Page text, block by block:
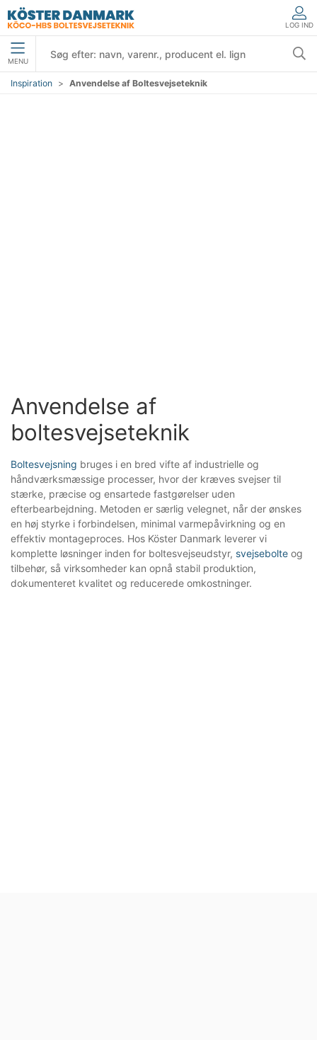
LOG IND
MENU
Inspiration Anvendelse af Boltesvejseteknik
Anvendelse af
boltesvejseteknik
Boltesvejsning bruges i en bred vifte af industrielle og
håndværksmæssige processer, hvor der kræves svejser til
stærke, præcise og ensartede fastgørelser uden
efterbearbejdning. Metoden er særlig velegnet, når der ønskes
en høj styrke i forbindelsen, minimal varmepåvirkning og en
effektiv montageproces. Hos Köster Danmark leverer vi
komplette løsninger inden for boltesvejseudstyr, svejsebolte og
tilbehør, så virksomheder kan opnå stabil produktion,
dokumenteret kvalitet og reducerede omkostninger.